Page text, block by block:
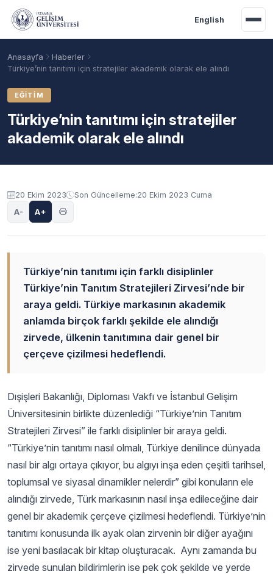
Ana içeriğe geç
English
Akademik Takvim
Anasayfa
Haberler
Türkiye’nin tanıtımı için stratejiler akademik olarak ele alındı
EĞITIM
Türkiye’nin tanıtımı için stratejiler
akademik olarak ele alındı
20 Ekim 2023 Son Güncelleme:20 Ekim 2023 Cuma
A- A+
Türkiye’nin tanıtımı için farklı disiplinler
Türkiye’nin Tanıtım Stratejileri Zirvesi’nde bir
araya geldi. Türkiye markasının akademik
anlamda birçok farklı şekilde ele alındığı
zirvede, ülkenin tanıtımına dair genel bir
çerçeve çizilmesi hedeflendi.
Dışişleri Bakanlığı, Diploması Vakfı ve İstanbul Gelişim
Üniversitesinin birlikte düzenlediği “Türkiye’nin Tanıtım
Stratejileri Zirvesi” ile farklı disiplinler bir araya geldi.
“Türkiye’nin tanıtımı nasıl olmalı, Türkiye denilince dünyada
nasıl bir algı ortaya çıkıyor, bu algıyı inşa eden çeşitli tarihsel,
toplumsal ve siyasal dinamikler nelerdir” gibi konuların ele
alındığı zirvede, Türk markasının nasıl inşa edileceğine dair
genel bir akademik çerçeve çizilmesi hedeflendi. Türkiye’nin
tanıtımı konusunda ilk ayak olan zirvenin bir diğer ayağını
ise yeni basılacak bir kitap oluşturacak. Aynı zamanda bu
zirvede sunulan bildirimlerin ise pek çok şekilde ve yerde